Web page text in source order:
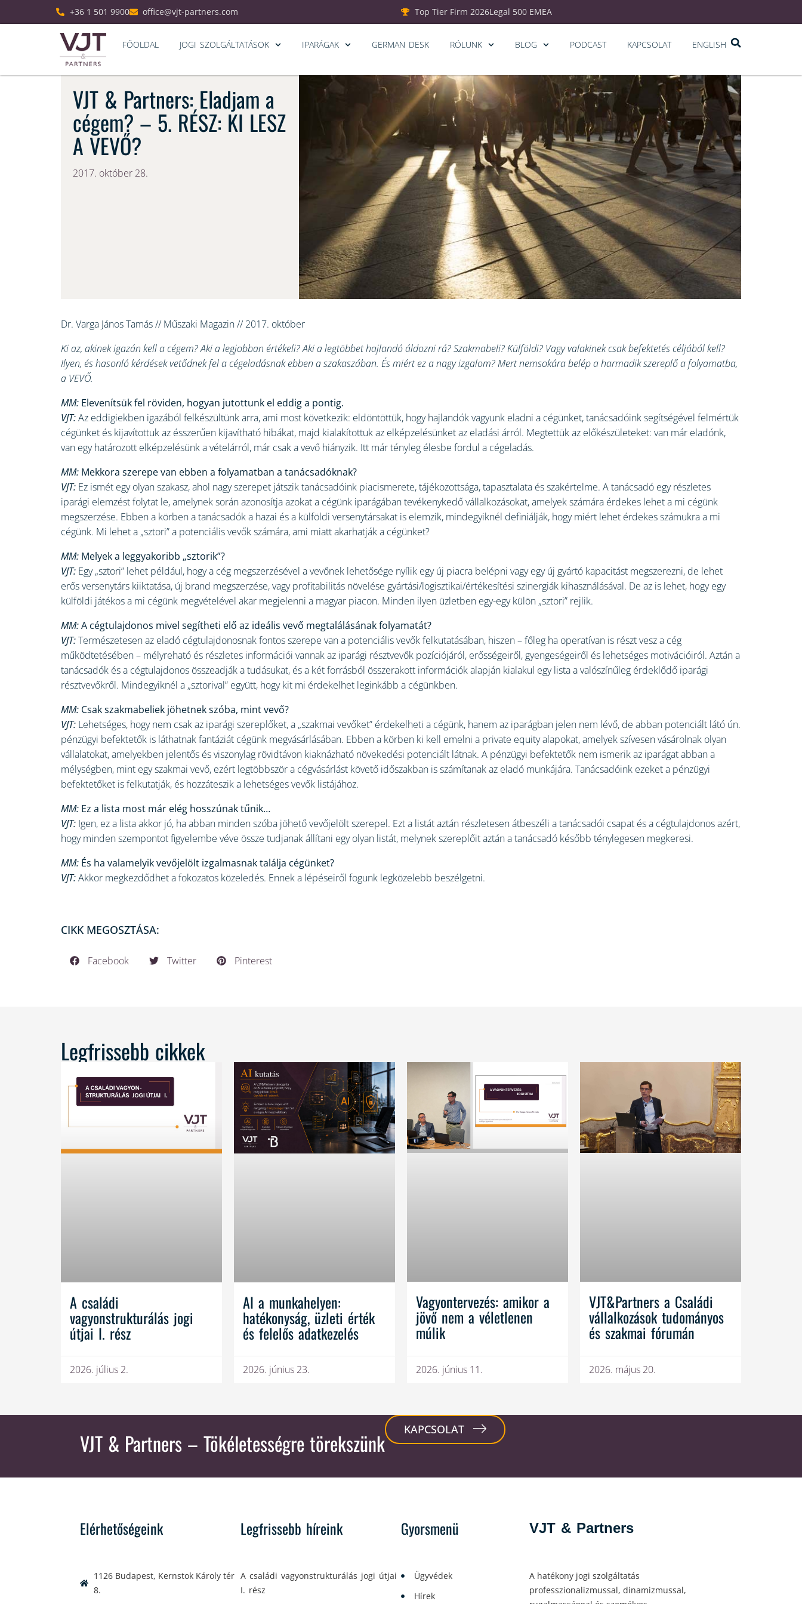
+36 1 501 9900 office@vjt-partners.com Top Tier Firm 2026Legal 500 EMEA
FŐOLDAL JOGI SZOLGÁLTATÁSOK IPARÁGAK GERMAN DESK RÓLUNK BLOG PODCAST KAPCSOLAT ENGLISH
VJT & Partners: Eladjam a
cégem? – 5. RÉSZ: KI LESZ
A VEVŐ?
2017. október 28.
Dr. Varga János Tamás // Műszaki Magazin // 2017. október
Ki az, akinek igazán kell a cégem? Aki a legjobban értékeli? Aki a legtöbbet hajlandó áldozni rá? Szakmabeli? Külföldi? Vagy valakinek csak befektetés céljából kell?
Ilyen, és hasonló kérdések vetődnek fel a cégeladásnak ebben a szakaszában. És miért ez a nagy izgalom? Mert nemsokára belép a harmadik szereplő a folyamatba,
a VEVŐ.
MM: Elevenítsük fel röviden, hogyan jutottunk el eddig a pontig.
VJT:Az eddigiekben igazából felkészültünk arra, ami most következik: eldöntöttük, hogy hajlandók vagyunk eladni a cégünket, tanácsadóink segítségével felmértük
cégünket és kijavítottuk az ésszerűen kijavítható hibákat, majd kialakítottuk az elképzelésünket az eladási árról. Megtettük az előkészületeket: van már eladónk,
van egy határozott elképzelésünk a vételárról, már csak a vevő hiányzik. Itt már tényleg élesbe fordul a cégeladás.
MM: Mekkora szerepe van ebben a folyamatban a tanácsadóknak?
VJT: Ez ismét egy olyan szakasz, ahol nagy szerepet játszik tanácsadóink piacismerete, tájékozottsága, tapasztalata és szakértelme. A tanácsadó egy részletes
iparági elemzést folytat le, amelynek során azonosítja azokat a cégünk iparágában tevékenykedő vállalkozásokat, amelyek számára érdekes lehet a mi cégünk
megszerzése. Ebben a körben a tanácsadók a hazai és a külföldi versenytársakat is elemzik, mindegyiknél definiálják, hogy miért lehet érdekes számukra a mi
cégünk. Mi lehet a „sztori” a potenciális vevők számára, ami miatt akarhatják a cégünket?
MM: Melyek a leggyakoribb „sztorik”?
VJT: Egy „sztori” lehet például, hogy a cég megszerzésével a vevőnek lehetősége nyílik egy új piacra belépni vagy egy új gyártó kapacitást megszerezni, de lehet
erős versenytárs kiiktatása, új brand megszerzése, vagy profitabilitás növelése gyártási/logisztikai/értékesítési szinergiák kihasználásával. De az is lehet, hogy egy
külföldi játékos a mi cégünk megvételével akar megjelenni a magyar piacon. Minden ilyen üzletben egy-egy külön „sztori” rejlik.
MM:A cégtulajdonos mivel segítheti elő az ideális vevő megtalálásának folyamatát?
VJT:Természetesen az eladó cégtulajdonosnak fontos szerepe van a potenciális vevők felkutatásában, hiszen – főleg ha operatívan is részt vesz a cég
működtetésében – mélyreható és részletes információi vannak az iparági résztvevők pozíciójáról, erősségeiről, gyengeségeiről és lehetséges motivációiról. Aztán a
tanácsadók és a cégtulajdonos összeadják a tudásukat, és a két forrásból összerakott információk alapján kialakul egy lista a valószínűleg érdeklődő iparági
résztvevőkről. Mindegyiknél a „sztorival” együtt, hogy kit mi érdekelhet leginkább a cégünkben.
MM: Csak szakmabeliek jöhetnek szóba, mint vevő?
VJT: Lehetséges, hogy nem csak az iparági szereplőket, a „szakmai vevőket” érdekelheti a cégünk, hanem az iparágban jelen nem lévő, de abban potenciált látó ún.
pénzügyi befektetők is láthatnak fantáziát cégünk megvásárlásában. Ebben a körben ki kell emelni a private equity alapokat, amelyek szívesen vásárolnak olyan
vállalatokat, amelyekben jelentős és viszonylag rövidtávon kiaknázható növekedési potenciált látnak. A pénzügyi befektetők nem ismerik az iparágat abban a
mélységben, mint egy szakmai vevő, ezért legtöbbször a cégvásárlást követő időszakban is számítanak az eladó munkájára. Tanácsadóink ezeket a pénzügyi
befektetőket is felkutatják, és hozzáteszik a lehetséges vevők listájához.
MM: Ez a lista most már elég hosszúnak tűnik…
VJT: Igen, ez a lista akkor jó, ha abban minden szóba jöhető vevőjelölt szerepel. Ezt a listát aztán részletesen átbeszéli a tanácsadói csapat és a cégtulajdonos azért,
hogy minden szempontot figyelembe véve össze tudjanak állítani egy olyan listát, melynek szereplőit aztán a tanácsadó később ténylegesen megkeresi.
MM: És ha valamelyik vevőjelölt izgalmasnak találja cégünket?
VJT:Akkor megkezdődhet a fokozatos közeledés. Ennek a lépéseiről fogunk legközelebb beszélgetni.
CIKK MEGOSZTÁSA:
Facebook Twitter Pinterest
Legfrissebb cikkek
A családi
vagyonstrukturálás jogi
útjai I. rész
2026. július 2.
AI a munkahelyen:
hatékonyság, üzleti érték
és felelős adatkezelés
2026. június 23.
Vagyontervezés: amikor a
jövő nem a véletlenen
múlik
2026. június 11.
VJT&Partners a Családi
vállalkozások tudományos
és szakmai fórumán
2026. május 20.
VJT & Partners – Tökéletességre törekszünk KAPCSOLAT
Elérhetőségeink
1126 Budapest, Kernstok Károly tér
8.
Legfrissebb híreink
A családi vagyonstrukturálás jogi útjai
I. rész
Gyorsmenü
Ügyvédek
Hírek
VJT & Partners
A hatékony jogi szolgáltatás
professzionalizmussal, dinamizmussal,